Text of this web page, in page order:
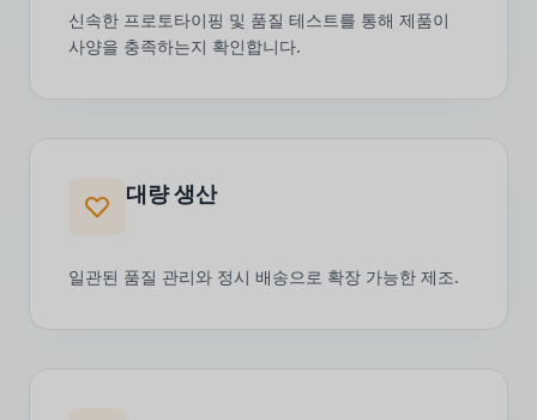
신속한 프로토타이핑 및 품질 테스트를 통해 제품이
사양을 충족하는지 확인합니다.
대량 생산
일관된 품질 관리와 정시 배송으로 확장 가능한 제조.